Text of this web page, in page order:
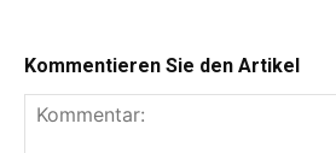
Kommentieren Sie den Artikel